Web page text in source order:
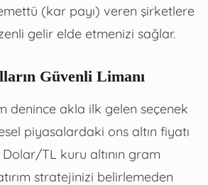
(kar payı) veren şirketlere
gelir elde etmenizi sağlar.
Güvenli Limanı
denince akla ilk gelen seçenek
piyasalardaki ons altın fiyatı
TL kuru altının gram
stratejinizi belirlemeden